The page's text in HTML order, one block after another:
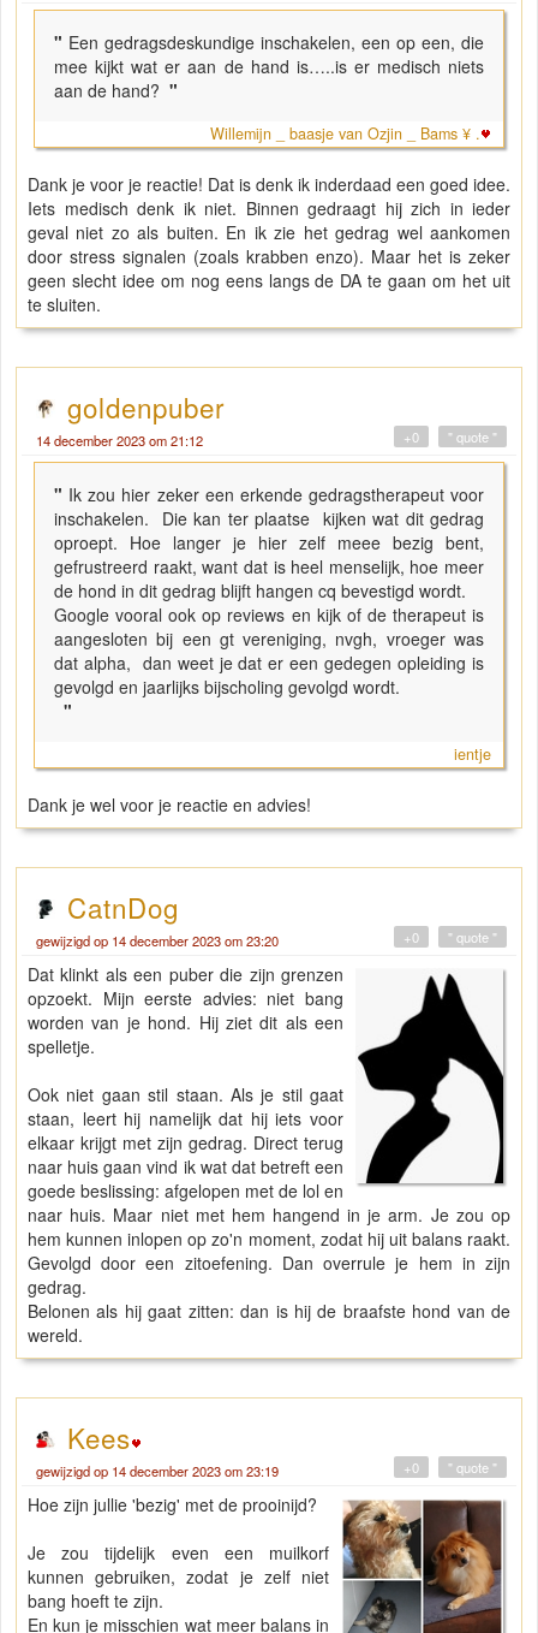
" Een gedragsdeskundige inschakelen, een op een, die
mee kijkt wat er aan de hand is…..is er medisch niets
aan de hand? "
Willemijn _ baasje van Ozjin _ Bams ¥ .
Dank je voor je reactie! Dat is denk ik inderdaad een goed idee.
Iets medisch denk ik niet. Binnen gedraagt hij zich in ieder
geval niet zo als buiten. En ik zie het gedrag wel aankomen
door stress signalen (zoals krabben enzo). Maar het is zeker
geen slecht idee om nog eens langs de DA te gaan om het uit
te sluiten.
goldenpuber
14 december 2023 om 21:12 " quote "
+0
" Ik zou hier zeker een erkende gedragstherapeut voor
inschakelen. Die kan ter plaatse kijken wat dit gedrag
oproept. Hoe langer je hier zelf meee bezig bent,
gefrustreerd raakt, want dat is heel menselijk, hoe meer
de hond in dit gedrag blijft hangen cq bevestigd wordt.
Google vooral ook op reviews en kijk of de therapeut is
aangesloten bij een gt vereniging, nvgh, vroeger was
dat alpha, dan weet je dat er een gedegen opleiding is
gevolgd en jaarlijks bijscholing gevolgd wordt.
"
ientje
Dank je wel voor je reactie en advies!
CatnDog
gewijzigd op 14 december 2023 om 23:20 " quote "
+0
Dat klinkt als een puber die zijn grenzen
opzoekt. Mijn eerste advies: niet bang
worden van je hond. Hij ziet dit als een
spelletje.
Ook niet gaan stil staan. Als je stil gaat
staan, leert hij namelijk dat hij iets voor
elkaar krijgt met zijn gedrag. Direct terug
naar huis gaan vind ik wat dat betreft een
goede beslissing: afgelopen met de lol en
naar huis. Maar niet met hem hangend in je arm. Je zou op
hem kunnen inlopen op zo'n moment, zodat hij uit balans raakt.
Gevolgd door een zitoefening. Dan overrule je hem in zijn
gedrag.
Belonen als hij gaat zitten: dan is hij de braafste hond van de
wereld.
Kees
gewijzigd op 14 december 2023 om 23:19 " quote "
+0
Hoe zijn jullie 'bezig' met de prooinijd?
Je zou tijdelijk even een muilkorf
kunnen gebruiken, zodat je zelf niet
bang hoeft te zijn.
En kun je misschien wat meer balans in